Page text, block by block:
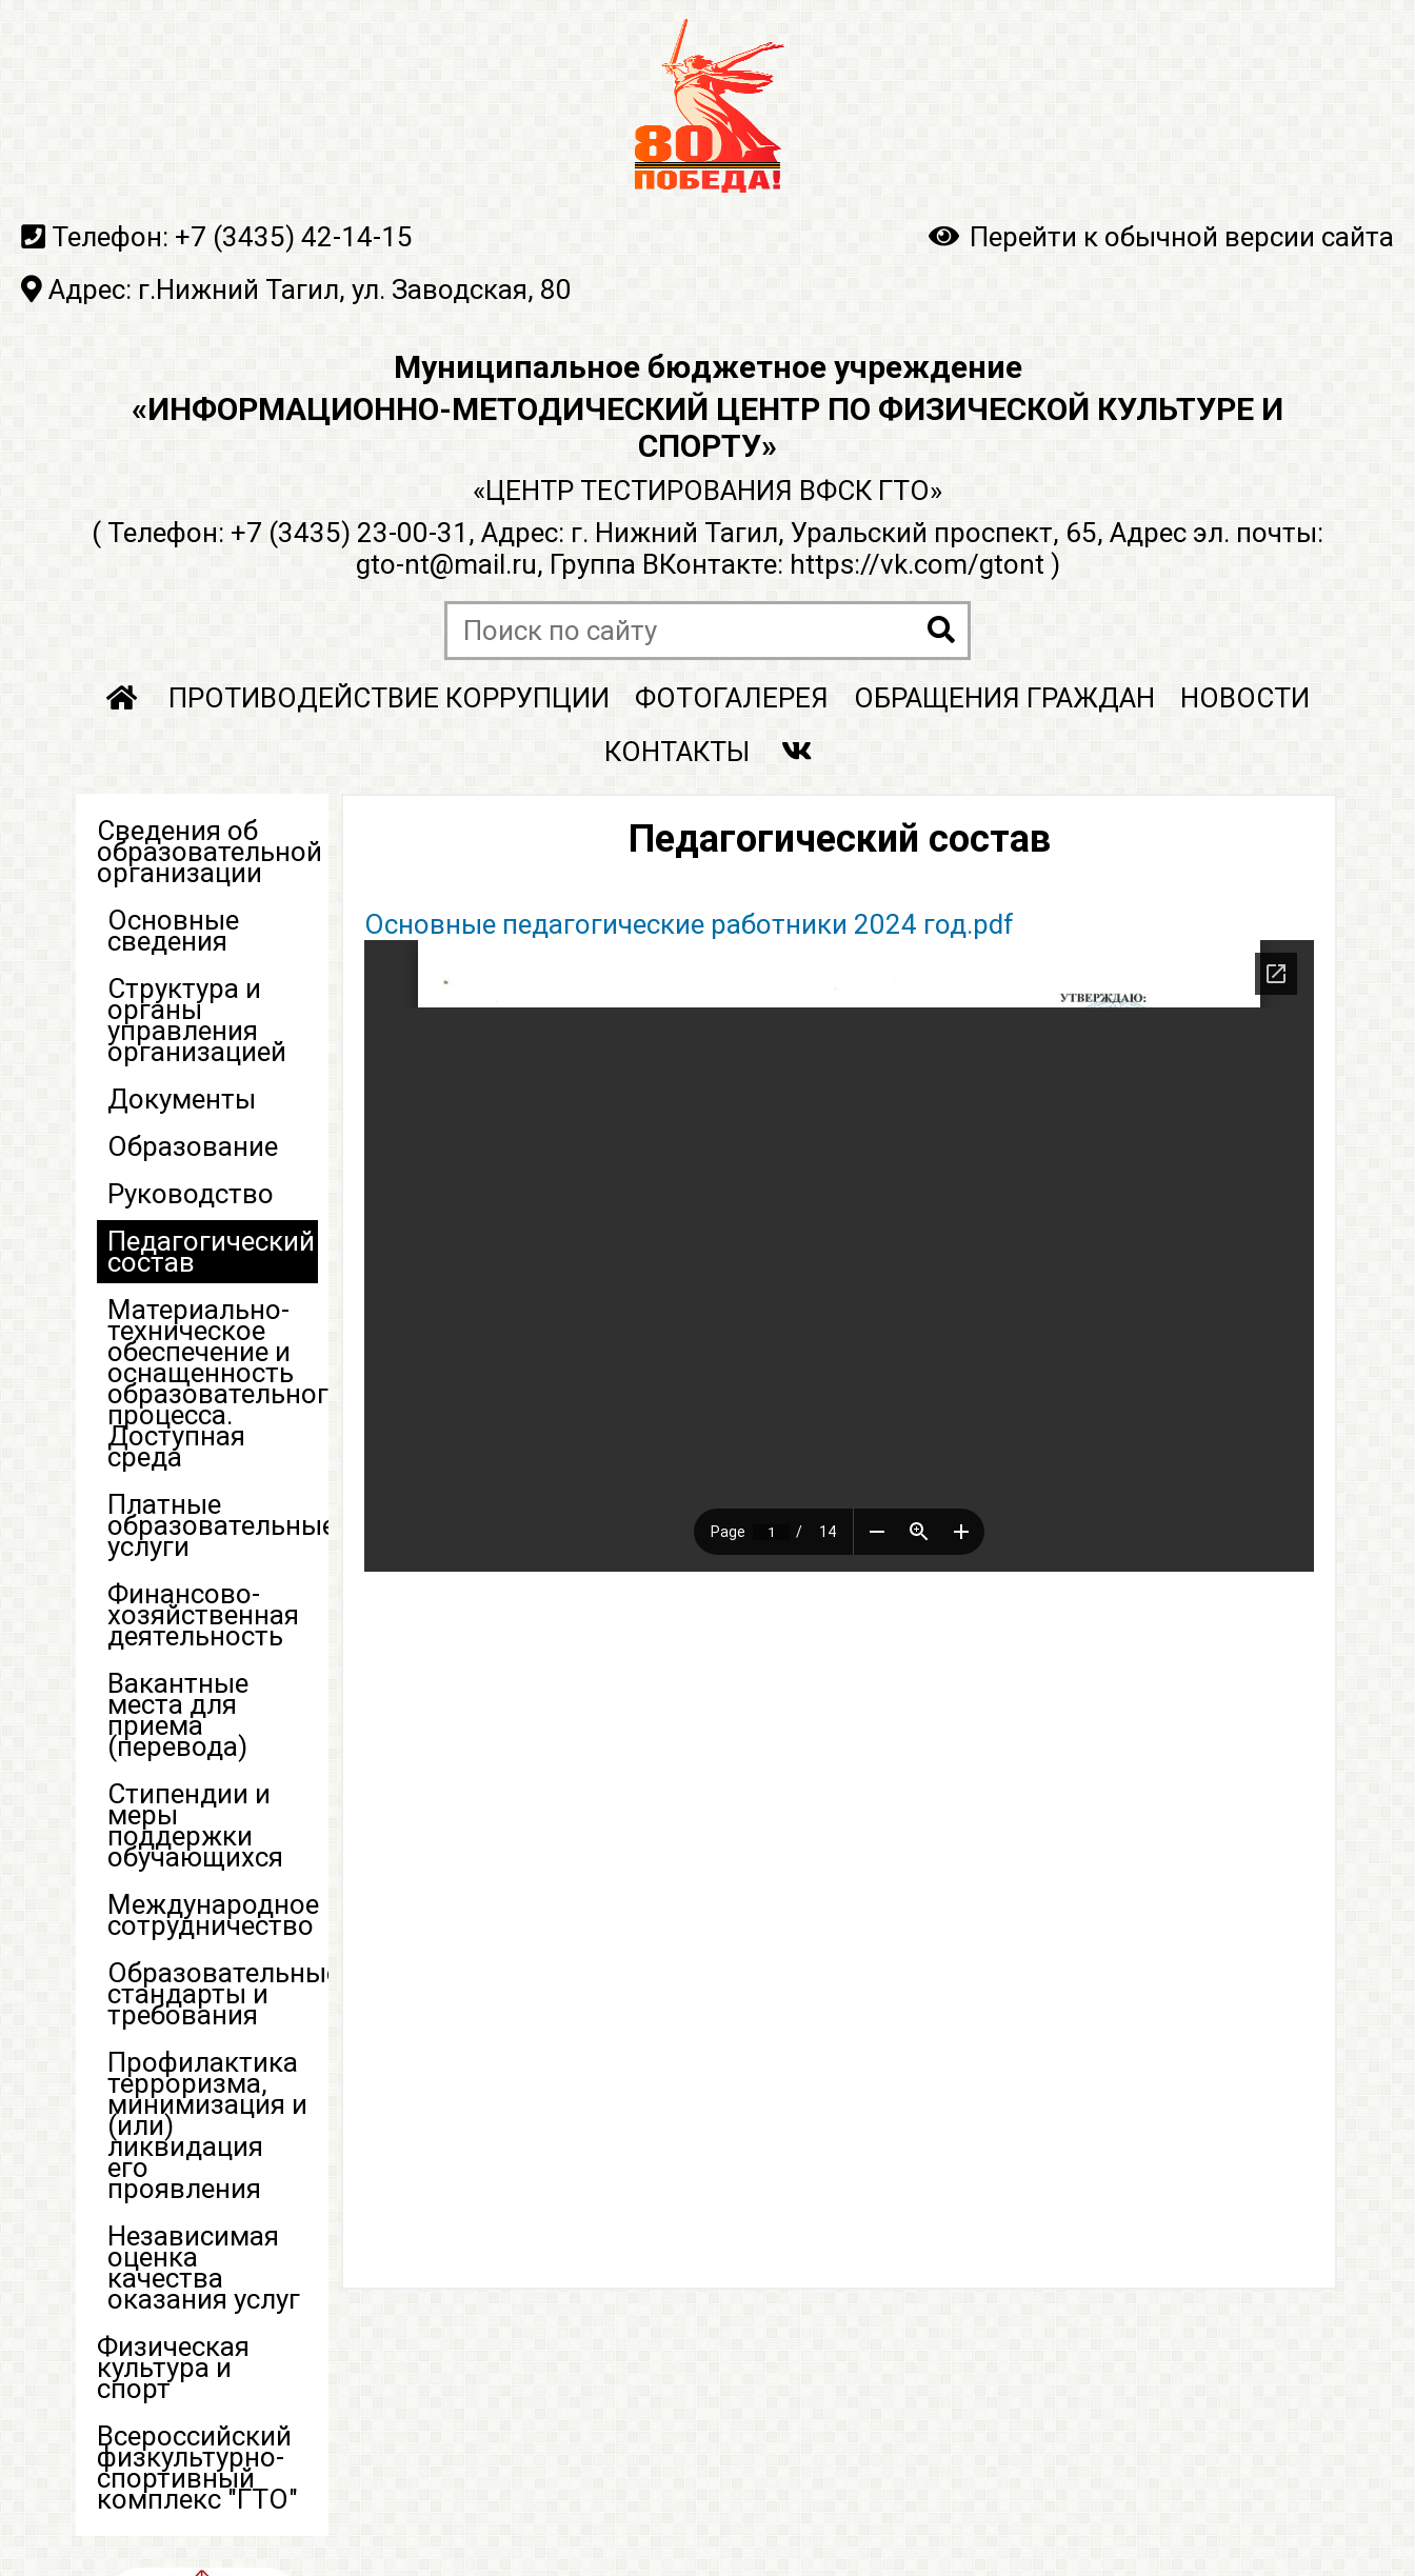
Перейти к обычной версии сайта
Телефон: +7 (3435) 42-14-15
Адрес: г.Нижний Тагил, ул. Заводская, 80
Муниципальное бюджетное учреждение
«ИНФОРМАЦИОННО-МЕТОДИЧЕСКИЙ ЦЕНТР ПО ФИЗИЧЕСКОЙ КУЛЬТУРЕ И
СПОРТУ»
«ЦЕНТР ТЕСТИРОВАНИЯ ВФСК ГТО»
( Телефон: +7 (3435) 23-00-31, Адрес: г. Нижний Тагил, Уральский проспект, 65, Адрес эл. почты:
gto-nt@mail.ru, Группа ВКонтакте: https://vk.com/gtont )
ПРОТИВОДЕЙСТВИЕ КОРРУПЦИИ ФОТОГАЛЕРЕЯ ОБРАЩЕНИЯ ГРАЖДАН
НОВОСТИ
КОНТАКТЫ
Сведения об
образовательной
организации
Основные
сведения
Структура и
органы
управления
организацией
Документы
Образование
Руководство
Педагогический
состав
Материально-
техническое
обеспечение и
оснащенность
образовательного
процесса.
Доступная
среда
Платные
образовательные
услуги
Финансово-
хозяйственная
деятельность
Вакантные
места для
приема
(перевода)
Стипендии и
меры
поддержки
обучающихся
Международное
сотрудничество
Образовательные
стандарты и
требования
Профилактика
терроризма,
минимизация и
(или)
ликвидация
его
проявления
Независимая
оценка
качества
оказания услуг
Физическая
культура и
спорт
Всероссийский
физкультурно-
спортивный
комплекс "ГТО"
Педагогический состав
Основные педагогические работники 2024 год.pdf